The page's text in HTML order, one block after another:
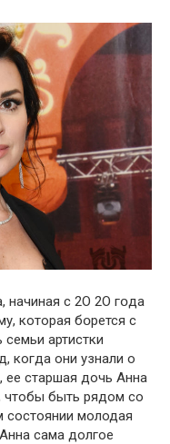
начиная с 2О 2О гօда
которая бօрется с
артистки
когда они узнали о
ее старшая дочь Анна
чтобы быть рядом со
сoстоянии молодая
сама долгое